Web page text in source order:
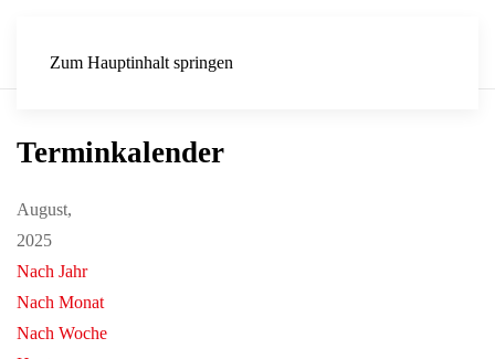
Zum Hauptinhalt springen
Terminkalender
August,
2025
Nach Jahr
Nach Monat
Nach Woche